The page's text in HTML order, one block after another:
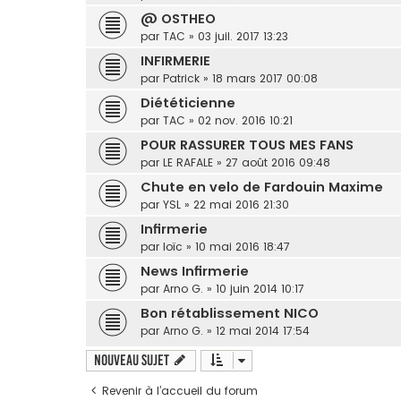
@ OSTHEO
par TAC » 03 juil. 2017 13:23
INFIRMERIE
par Patrick » 18 mars 2017 00:08
Diététicienne
par TAC » 02 nov. 2016 10:21
POUR RASSURER TOUS MES FANS
par LE RAFALE » 27 août 2016 09:48
Chute en velo de Fardouin Maxime
par YSL » 22 mai 2016 21:30
Infirmerie
par loïc » 10 mai 2016 18:47
News Infirmerie
par Arno G. » 10 juin 2014 10:17
Bon rétablissement NICO
par Arno G. » 12 mai 2014 17:54
Nouveau sujet
Revenir à l’accueil du forum